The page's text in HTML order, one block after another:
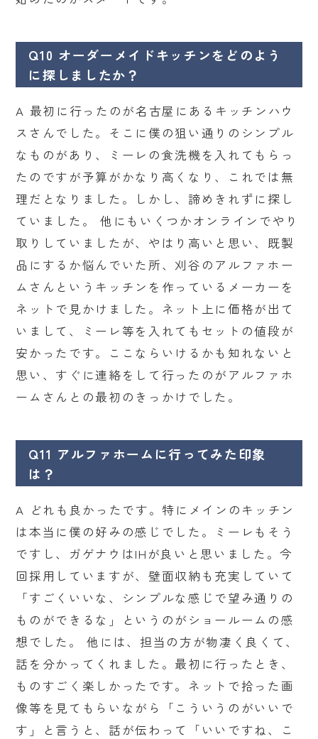
Q10 オーダーメイドキッチンをどのよう
に探しましたか？
A 最初に行ったのが名古屋にあるキッチンハウ
スさんでした。そこに僕の狙い通りのシンプル
なものがあり、ミーレの食洗機を入れてもらっ
たのですが予算がかなり高くなり、これでは無
理だとなりました。しかし、諦めきれずに探し
ていました。 他にもいくつかオンラインでやり
取りしていましたが、やはり高いと思い、既製
品にするか悩んでいた所、刈谷のアルファホー
ムさんというキッチンを作っているメーカーを
ネットで見かけました。ネット上に価格が出て
いまして、ミーレ等を入れてもセットの値段が
安かったです。ここならいけるかも知れないと
思い、すぐに連絡をして行ったのがアルファホ
ームさんとの最初のきっかけでした。
Q11 アルファホームに行ってみた印象
は？
A どれも良かったです。特にメインのキッチン
は本当に僕の好みの感じでした。ミーレもそう
ですし、ガゲナウはIHが良いと思いました。今
回採用していますが、壁面収納も充実していて
「すごくいいな、シンプルな感じで望み通りの
ものができるな」というのがショールームの感
想でした。 他には、担当の方が物凄く良くて、
話を分かってくれました。最初に行ったとき、
ものすごく楽しかったです。ネットで拾った画
像等を見てもらいながら「こういうのがいいで
す」と言うと、話が伝わって「いいですね、こ